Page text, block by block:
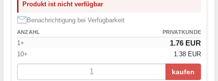
Produkt ist nicht verfügbar
Benachrichtigung bei Verfügbarkeit
ANZAHL PRIVATKUNDE
1+ 1.76 EUR
10+ 1.38 EUR
kaufen